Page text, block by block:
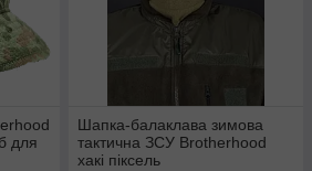
для
Шапка-балаклава зимова
тактична ЗСУ Brotherhood
хакі піксель